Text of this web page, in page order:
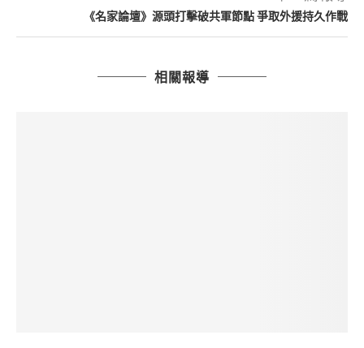
《名家論壇》源頭打擊破共軍節點 爭取外援持久作戰
相關報導